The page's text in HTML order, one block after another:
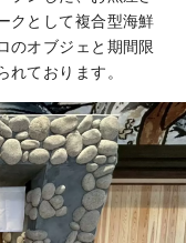
クとして複合型海鮮
のオブジェと期間限
ております。